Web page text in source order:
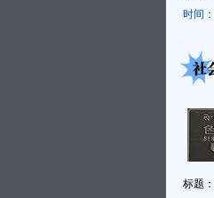
时间：
标题：